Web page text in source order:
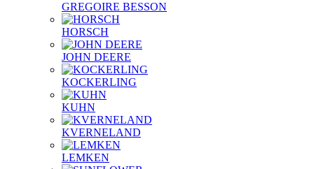
GREGOIRE BESSON
HORSCH
JOHN DEERE
KOCKERLING
KUHN
KVERNELAND
LEMKEN